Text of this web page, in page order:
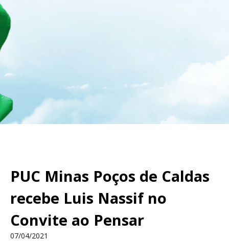
PUC Minas Poços de Caldas
recebe Luis Nassif no
Convite ao Pensar
07/04/2021